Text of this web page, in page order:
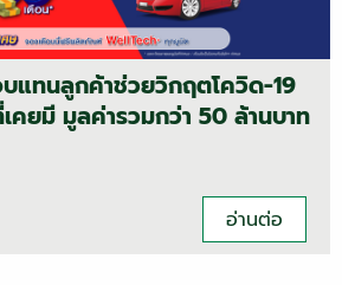
แทนลูกค้าช่วยวิกฤตโควิด-19
คยมี มูลค่ารวมกว่า 50 ล้านบาท
อ่านต่อ